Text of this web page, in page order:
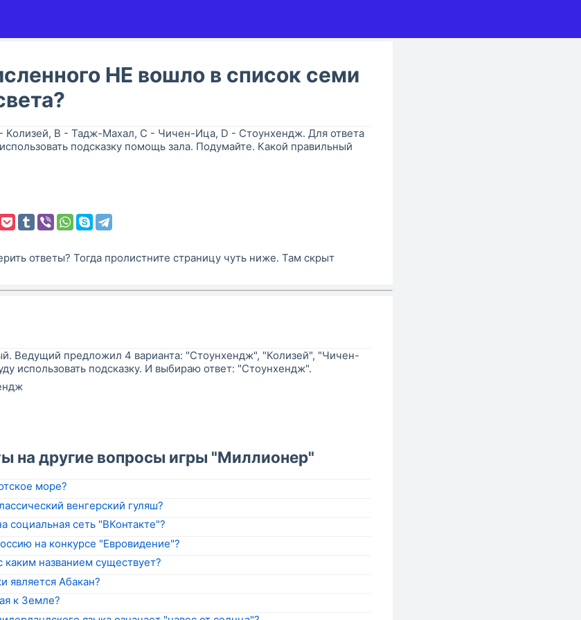
НЕ вошло в список семи
- Колизей, B - Тадж-Махал, C - Чичен-Ица, D - Стоунхендж. Для ответа
подсказку помощь зала. Подумайте. Какой правильный
ответы? Тогда пролистните страницу чуть ниже. Там скрыт
Ведущий предложил 4 варианта: "Стоунхендж", "Колизей", "Чичен-
использовать подсказку. И выбираю ответ: "Стоунхендж".
на другие вопросы игры "Миллионер"
море?
венгерский гуляш?
социальная сеть "ВКонтакте"?
на конкурсе "Евровидение"?
названием существует?
является Абакан?
к Земле?